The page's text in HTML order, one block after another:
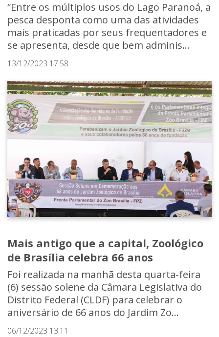
“Entre os múltiplos usos do Lago Paranoá, a
pesca desponta como uma das atividades
mais praticadas por seus frequentadores e
se apresenta, desde que bem adminis...
13/12/2023 17:58
Mais antigo que a capital, Zoológico
de Brasília celebra 66 anos
Foi realizada na manhã desta quarta-feira
(6) sessão solene da Câmara Legislativa do
Distrito Federal (CLDF) para celebrar o
aniversário de 66 anos do Jardim Zo...
06/12/2023 13:11